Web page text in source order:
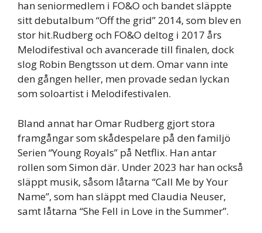
han seniormedlem i FO&O och bandet släppte
sitt debutalbum “Off the grid” 2014, som blev en
stor hit.Rudberg och FO&O deltog i 2017 års
Melodifestival och avancerade till finalen, dock
slog Robin Bengtsson ut dem. Omar vann inte
den gången heller, men provade sedan lyckan
som soloartist i Melodifestivalen.
Bland annat har Omar Rudberg gjort stora
framgångar som skådespelare på den familjö
Serien “Young Royals” på Netflix. Han antar
rollen som Simon där. Under 2023 har han också
släppt musik, såsom låtarna “Call Me by Your
Name”, som han släppt med Claudia Neuser,
samt låtarna “She Fell in Love in the Summer”.